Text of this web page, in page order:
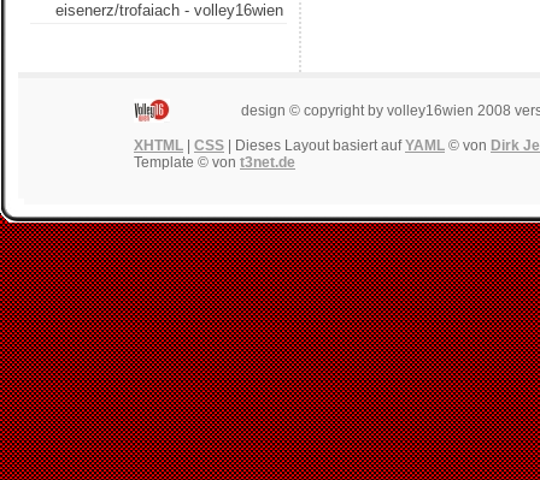
eisenerz/trofaiach - volley16wien
design © copyright by volley16wien 2008
XHTML CSS | Dieses Layout basiert aufYAML © von Dirk
Template © von t3net.de